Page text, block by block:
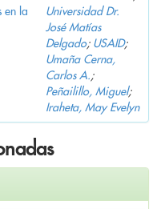
en la
Universidad Dr.
José Matías
Delgado; USAID;
Umaña Cerna,
Carlos A.;
Peñailillo, Miguel;
Iraheta, May Evelyn